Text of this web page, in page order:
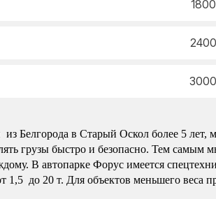
Белгорода в Старый Оскол более 5 лет,
грузы быстро и безопасно. Тем самым
В автопарке Форус имеется
1,5 до 20 т. Для объектов меньшего веса